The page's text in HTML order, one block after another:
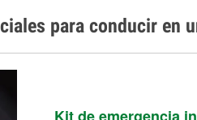
para conducir en